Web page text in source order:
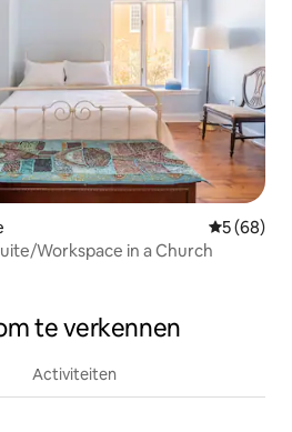
5 (68)
Workspace in a Church
te verkennen
Activiteiten